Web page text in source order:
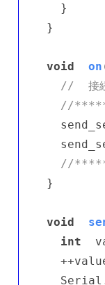
  }
}
void on
//  接続
//
//
}
void
int